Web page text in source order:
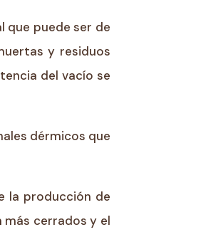
que puede ser de
y residuos
del vacío se
dérmicos que
la producción de
más cerrados y el